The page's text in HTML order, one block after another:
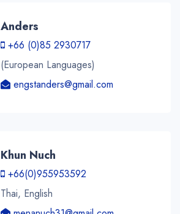
Anders
+66 (0)85 2930717
(European Languages)
engstanders@gmail.com
Khun Nuch
+66(0)955953592
Thai, English